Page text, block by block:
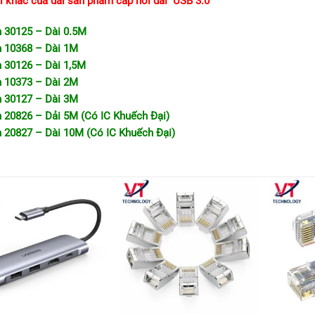
30125 – Dài 0.5M
10368 – Dài 1M
30126 – Dài 1,5M
10373 – Dài 2M
30127 – Dài 3M
20826 – Dải 5M (Có IC Khuếch Đại)
20827 – Dài 10M (Có IC Khuếch Đại)